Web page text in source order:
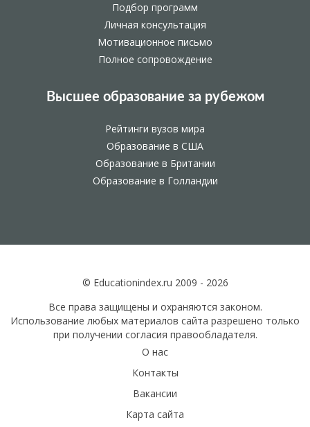
Подбор программ
Личная консультация
Мотивационное письмо
Полное сопровождение
Высшее образование за рубежом
Рейтинги вузов мира
Образование в США
Образование в Британии
Образование в Голландии
© Educationindex.ru 2009 - 2026
Все права защищены и охраняются законом.
Использование любых материалов сайта разрешено только
при получении согласия правообладателя.
О нас
Контакты
Вакансии
Карта сайта